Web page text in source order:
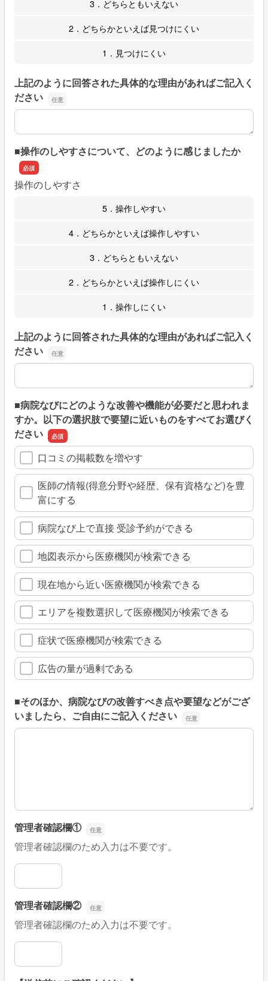
3．どちらともいえない
2．どちらかといえば見つけにくい
1．見つけにくい
上記のように回答された具体的な理由があればご記入く
ださい
上記のように回答された具体的な理由があればご記入くだ
■操作のしやすさについて、どのように感じましたか
操作のしやすさ
5．操作しやすい
4．どちらかといえば操作しやすい
3．どちらともいえない
2．どちらかといえば操作しにくい
1．操作しにくい
上記のように回答された具体的な理由があればご記入く
ださい
上記のように回答された具体的な理由があればご記入くだ
■病院なびにどのような改善や機能が必要だと思われま
すか。以下の選択肢で要望に近いものをすべてお選びく
ださい
口コミの掲載数を増やす
医師の情報(得意分野や経歴、保有資格など)を豊
富にする
病院なび上で直接 受診予約ができる
地図表示から医療機関が検索できる
現在地から近い医療機関が検索できる
エリアを複数選択して医療機関が検索できる
症状で医療機関が検索できる
広告の量が過剰である
■そのほか、病院なびの改善すべき点や要望などがござ
いましたら、ご自由にご記入ください
■そのほか、病院なびの改善すべき点や要望などがござい
管理者確認欄①
管理者確認欄のため入力は不要です。
管理者確認欄①
管理者確認欄②
管理者確認欄のため入力は不要です。
管理者確認欄②